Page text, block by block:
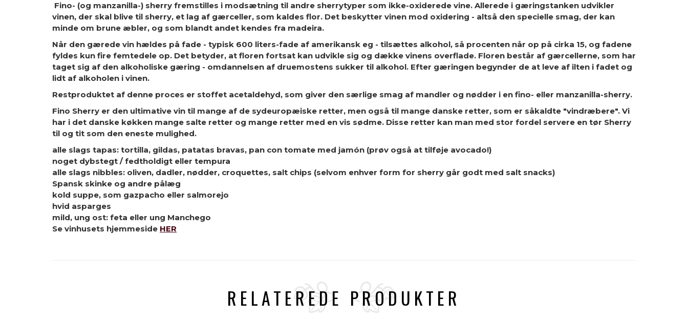
Fino- (og manzanilla-) sherry fremstilles i modsætning til andre sherrytyper som ikke-oxiderede vine. Allerede i gæringstanken udvikler
vinen, der skal blive til sherry, et lag af gærceller, som kaldes flor. Det beskytter vinen mod oxidering - altså den specielle smag, der kan
minde om brune æbler, og som blandt andet kendes fra madeira.
Når den gærede vin hældes på fade - typisk 600 liters-fade af amerikansk eg - tilsættes alkohol, så procenten når op på cirka 15, og fadene
fyldes kun fire femtedele op. Det betyder, at floren fortsat kan udvikle sig og dække vinens overflade. Floren består af gærcellerne, som har
taget sig af den alkoholiske gæring - omdannelsen af druemostens sukker til alkohol. Efter gæringen begynder de at leve af ilten i fadet og
lidt af alkoholen i vinen.
Restproduktet af denne proces er stoffet acetaldehyd, som giver den særlige smag af mandler og nødder i en fino- eller manzanilla-sherry.
Fino Sherry er den ultimative vin til mange af de sydeuropæiske retter, men også til mange danske retter, som er såkaldte "vindræbere". Vi
har i det danske køkken mange salte retter og mange retter med en vis sødme. Disse retter kan man med stor fordel servere en tør Sherry
til og tit som den eneste mulighed.
alle slags tapas: tortilla, gildas, patatas bravas, pan con tomate med jamón (prøv også at tilføje avocado!)
noget dybstegt / fedtholdigt eller tempura
alle slags nibbles: oliven, dadler, nødder, croquettes, salt chips (selvom enhver form for sherry går godt med salt snacks)
Spansk skinke og andre pålæg
kold suppe, som gazpacho eller salmorejo
hvid asparges
mild, ung ost: feta eller ung Manchego
Se vinhusets hjemmeside HER
RELATEREDE PRODUKTER